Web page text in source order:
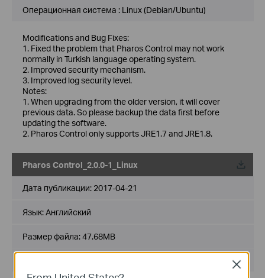
Операционная система : Linux (Debian/Ubuntu)
Modifications and Bug Fixes:
1. Fixed the problem that Pharos Control may not work
normally in Turkish language operating system.
2. Improved security mechanism.
3. Improved log security level.
Notes:
1. When upgrading from the older version, it will cover
previous data. So please backup the data first before
updating the software.
2. Pharos Control only supports JRE1.7 and JRE1.8.
Pharos Control_2.0.0-1_Linux
Дата публикации: 2017-04-21
Язык:Английский
Размер файла:47.68MB
Close